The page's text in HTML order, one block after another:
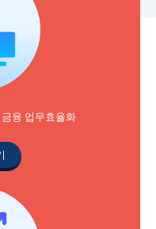
융 업무효율화